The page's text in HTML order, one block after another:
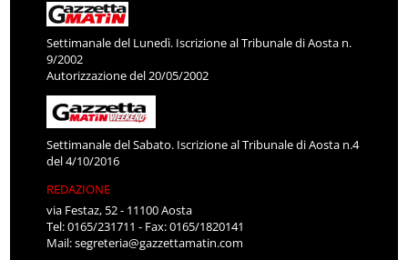
Settimanale del Lunedì. Iscrizione al Tribunale di Aosta n.
9/2002
Autorizzazione del 20/05/2002
Settimanale del Sabato. Iscrizione al Tribunale di Aosta n.4
del 4/10/2016
REDAZIONE
via Festaz, 52 - 11100 Aosta
Tel: 0165/231711 - Fax: 0165/1820141
Mail:segreteria@gazzettamatin.com